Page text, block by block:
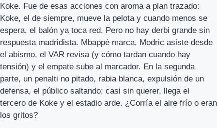
Koke. Fue de esas acciones con aroma a plan trazado:
Koke, el de siempre, mueve la pelota y cuando menos se
espera, el balón ya toca red. Pero no hay derbi grande sin
respuesta madridista. Mbappé marca, Modric asiste desde
el abismo, el VAR revisa (y cómo tardan cuando hay
tensión) y el empate sube al marcador. En la segunda
parte, un penalti no pitado, rabia blanca, expulsión de un
defensa, el público saltando; casi sin querer, llega el
tercero de Koke y el estadio arde. ¿Corría el aire frío o eran
los gritos?